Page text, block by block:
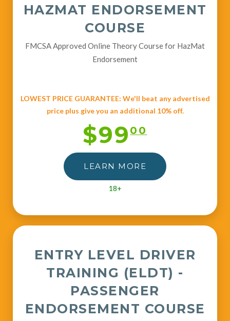
HAZMAT ENDORSEMENT
COURSE
FMCSA Approved Online Theory Course for HazMat
Endorsement
LOWEST PRICE GUARANTEE: We'll beat any advertised
price plus give you an additional 10% off.
$9900
LEARN MORE
18+
ENTRY LEVEL DRIVER
TRAINING (ELDT) -
PASSENGER
ENDORSEMENT COURSE